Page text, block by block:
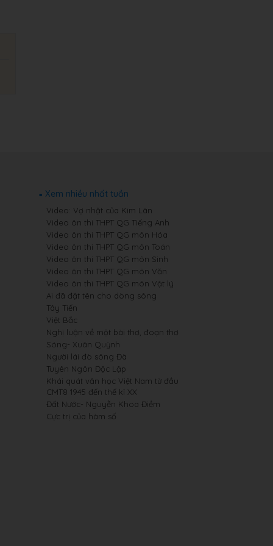
Xem nhiều nhất tuần
Video: Vợ nhặt của Kim Lân
Video ôn thi THPT QG Tiếng Anh
Video ôn thi THPT QG môn Hóa
Video ôn thi THPT QG môn Toán
Video ôn thi THPT QG môn Sinh
Video ôn thi THPT QG môn Văn
Video ôn thi THPT QG môn Vật lý
Ai đã đặt tên cho dòng sông
Tây Tiến
Việt Bắc
Nghị luận về một bài thơ, đoạn thơ
Sóng- Xuân Quỳnh
Người lái đò sông Đà
Tuyên Ngôn Độc Lập
Khái quát văn học Việt Nam từ đầu
CMT8 1945 đến thế kỉ XX
Đất Nước- Nguyễn Khoa Điềm
Cực trị của hàm số